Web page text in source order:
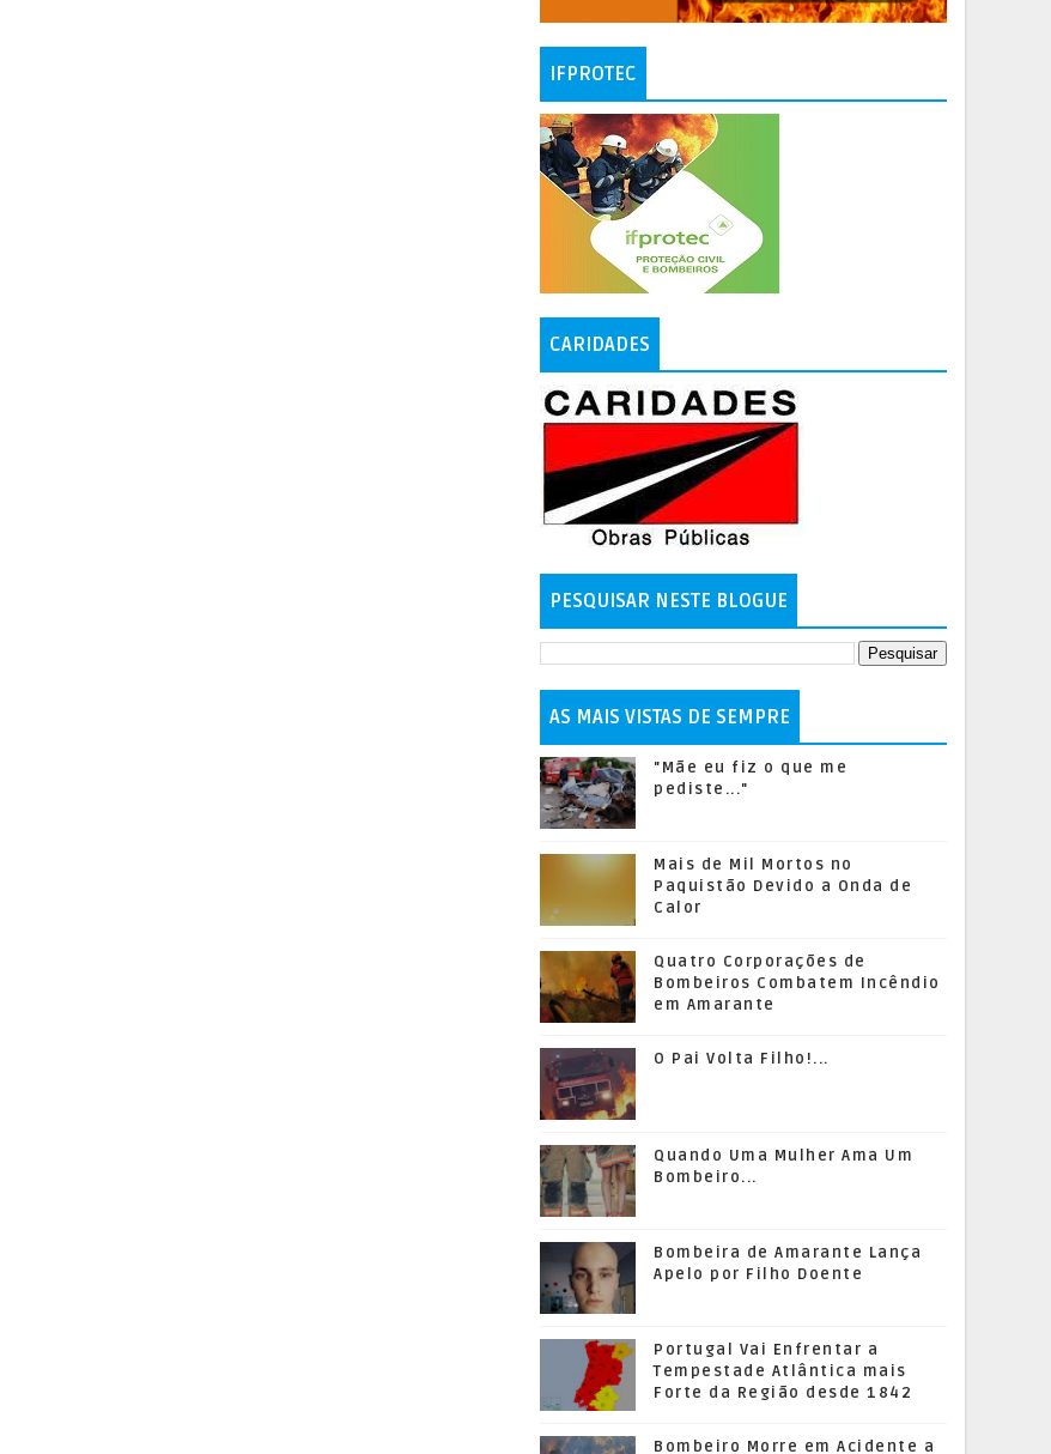
IFPROTEC
CARIDADES
PESQUISAR NESTE BLOGUE
AS MAIS VISTAS DE SEMPRE
"Mãe eu fiz o que me
pediste..."
Mais de Mil Mortos no
Paquistão Devido a Onda de
Calor
Quatro Corporações de
Bombeiros Combatem Incêndio
em Amarante
O Pai Volta Filho!...
Quando Uma Mulher Ama Um
Bombeiro...
Bombeira de Amarante Lança
Apelo por Filho Doente
Portugal Vai Enfrentar a
Tempestade Atlântica mais
Forte da Região desde 1842
Bombeiro Morre em Acidente a